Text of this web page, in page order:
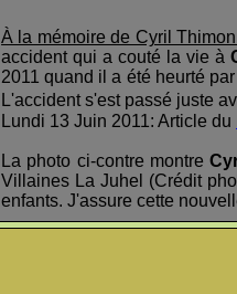
À la mémoire de Cyril
accident qui a couté la vie à
2011 quand il a été heurté
L'accident s'est passé juste
Lundi 13 Juin 2011: Article du
La photo ci-contre montre
Villaines La Juhel (Crédit
enfants. J'assure cette